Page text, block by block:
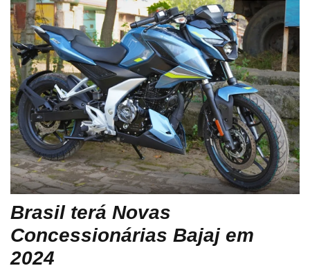
Brasil terá Novas
Concessionárias Bajaj em
2024